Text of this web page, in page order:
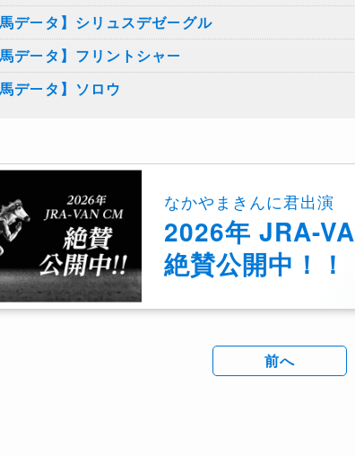
馬データ】シリュスデゼーグル
馬データ】フリントシャー
馬データ】ソロウ
なかやまきんに君出演
2026年 JRA-
絶賛公開中！！
前へ